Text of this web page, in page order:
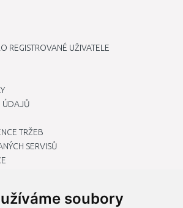
soubory
REGISTROVANÉ UŽIVATELE
ÚDAJŮ
TRŽEB
SERVISŮ